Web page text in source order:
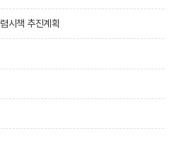
시책 추진계획